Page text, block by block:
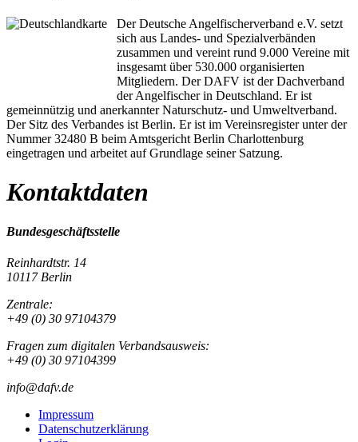
Der Deutsche Angelfischerverband e.V. setzt
sich aus Landes- und Spezialverbänden
zusammen und vereint rund 9.000 Vereine mit
insgesamt über 530.000 organisierten
Mitgliedern. Der DAFV ist der Dachverband
der Angelfischer in Deutschland. Er ist
gemeinnützig und anerkannter Naturschutz- und Umweltverband.
Der Sitz des Verbandes ist Berlin. Er ist im Vereinsregister unter der
Nummer 32480 B beim Amtsgericht Berlin Charlottenburg
eingetragen und arbeitet auf Grundlage seiner Satzung.
Kontaktdaten
Bundesgeschäftsstelle
Reinhardtstr. 14
10117 Berlin
Zentrale:
+49 (0) 30 97104379
Fragen zum digitalen Verbandsausweis:
+49 (0) 30 97104399
info@dafv.de
Impressum
Datenschutzerklärung